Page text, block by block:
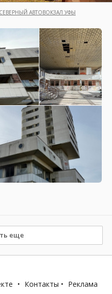
АВТОВОКЗАЛ УФЫ
еще
• Контакты • Реклама